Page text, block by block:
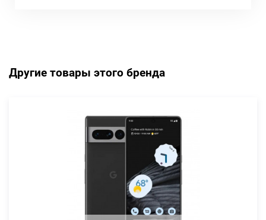
Другие товары этого бренда